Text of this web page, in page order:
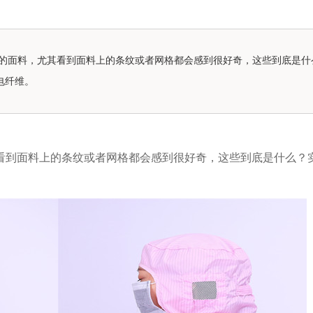
面料，尤其看到面料上的条纹或者网格都会感到很好奇，这些到底是
维。
到面料上的条纹或者网格都会感到很好奇，这些到底是什么？